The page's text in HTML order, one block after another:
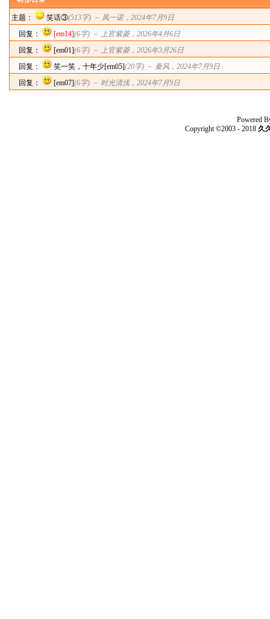
主题： 笑话③(513字) － 凤一诺，2024年7月9日
回复：
[em14](6字) － 上官紫菱，2026年4月6日
回复：
[em01](6字) － 上官紫菱，2026年3月26日
回复：
笑一笑，十年少[em05](20字) － 秦风 ，2024年7月9日
回复：
[em07](6字) － 时光清浅 ，2024年7月9日
Powered
Copyright ©2003 - 2018 久